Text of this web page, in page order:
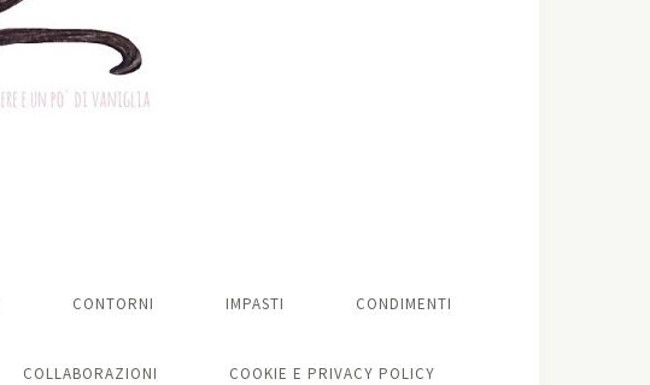
CONTORNI IMPASTI CONDIMENTI
COLLABORAZIONI COOKIE E PRIVACY POLICY